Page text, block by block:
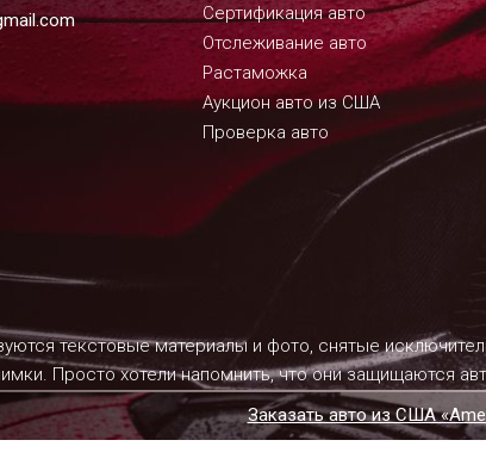
Сертификация авто
Отслеживание авто
Растаможка
Аукцион авто из США
Проверка авто
текстовые материалы и фото, снятые
Просто хотели напомнить, что они защищаются
Заказать авто из США